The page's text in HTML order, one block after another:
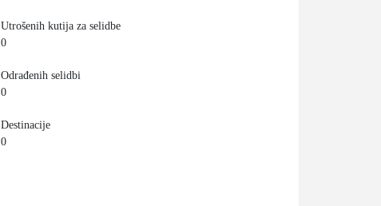
Utrošenih kutija za selidbe
0
Odrađenih selidbi
0
Destinacije
0